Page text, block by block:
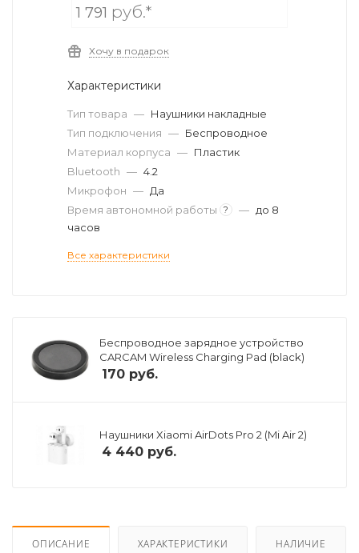
1 791 руб.*
Хочу в подарок
Характеристики
Тип товара — Наушники накладные
Тип подключения — Беспроводное
Материал корпуса — Пластик
Bluetooth — 4.2
Микрофон — Да
Время автономной работы
? — до 8
часов
Все характеристики
Беспроводное зарядное устройство
CARCAM Wireless Charging Pad (black)
170 руб.
Наушники Xiaomi AirDots Pro 2 (Mi Air 2)
4 440 руб.
ОПИСАНИЕ ХАРАКТЕРИСТИКИ НАЛИЧИЕ